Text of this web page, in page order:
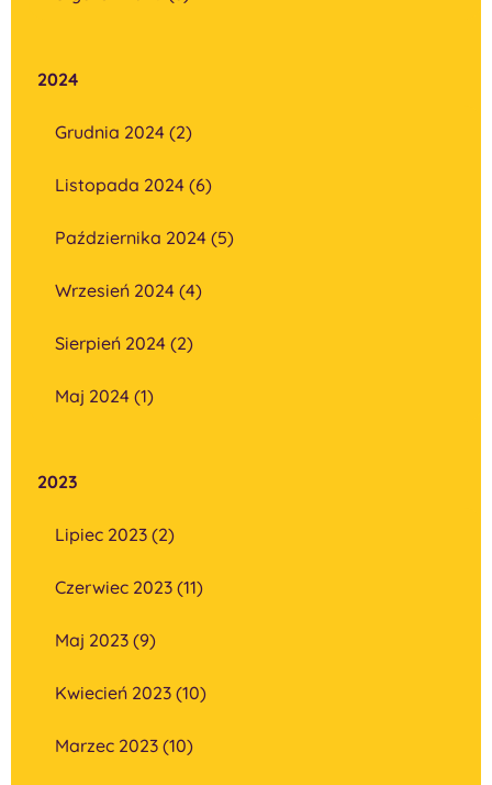
2024
Grudnia 2024 (2)
Listopada 2024 (6)
Października 2024 (5)
Wrzesień 2024 (4)
Sierpień 2024 (2)
Maj 2024 (1)
2023
Lipiec 2023 (2)
Czerwiec 2023 (11)
Maj 2023 (9)
Kwiecień 2023 (10)
Marzec 2023 (10)